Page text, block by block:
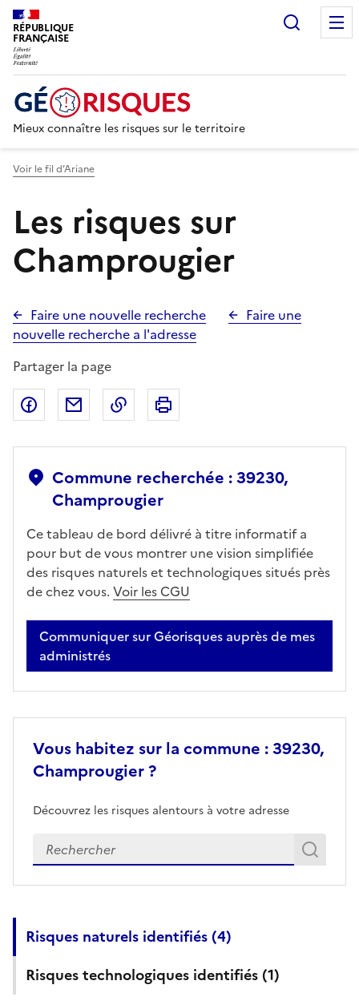
RÉPUBLIQUE
FRANÇAISE
Mieux connaître les risques sur le territoire
Voir le fil d’Ariane
Les risques sur
Champrougier
Faire une nouvelle recherche
Faire une
nouvelle recherche a l'adresse
Partager la page
Partager sur Facebook
Partager par emailCopier dans le presse-papier
Commune recherchée : 39230,
Champrougier
Ce tableau de bord délivré à titre informatif a
pour but de vous montrer une vision simplifiée
des risques naturels et technologiques situés près
de chez vous. Voir les CGU
Communiquer sur Géorisques auprès de mes
administrés
Vous habitez sur la commune : 39230,
Champrougier ?
Découvrez les risques alentours à votre adresse
Veuillez renseigner votre adresse exacte
Risques naturels identifiés (4)
Risques technologiques identifiés (1)